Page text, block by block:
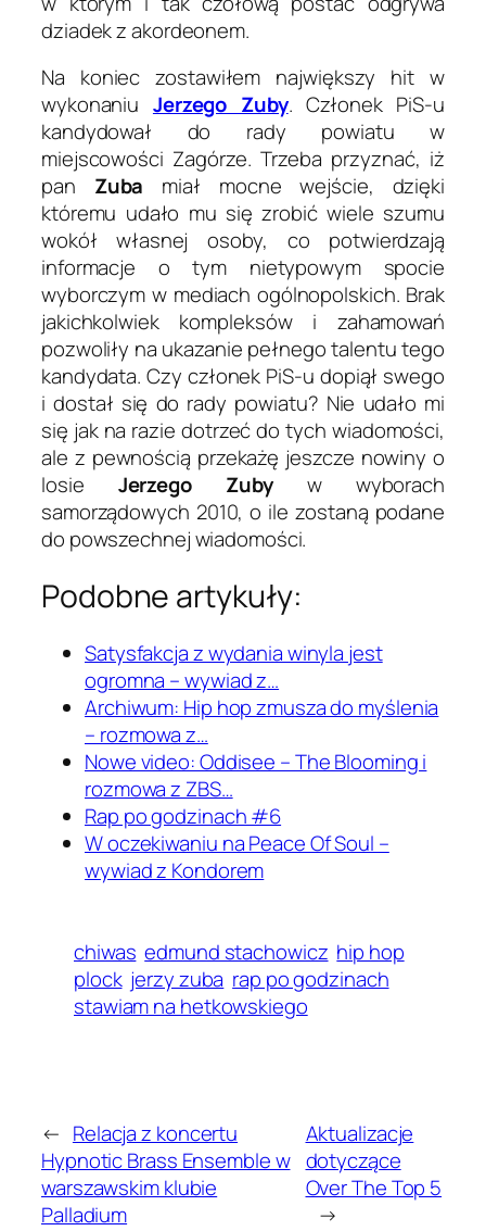
dziadek z akordeonem.
Na koniec zostawiłem największy hit w
wykonaniu Jerzego Zuby. Członek PiS-u
kandydował do rady powiatu w
miejscowości Zagórze. Trzeba przyznać, iż
pan Zuba miał mocne wejście, dzięki
któremu udało mu się zrobić wiele szumu
wokół własnej osoby, co potwierdzają
informacje o tym nietypowym spocie
wyborczym w mediach ogólnopolskich. Brak
jakichkolwiek kompleksów i zahamowań
pozwoliły na ukazanie pełnego talentu tego
kandydata. Czy członek PiS-u dopiął swego
i dostał się do rady powiatu? Nie udało mi
się jak na razie dotrzeć do tych wiadomości,
ale z pewnością przekażę jeszcze nowiny o
losie Jerzego Zubyw wyborach
samorządowych 2010, o ile zostaną podane
do powszechnej wiadomości.
Podobne artykuły:
Satysfakcja z wydania winyla jest
ogromna – wywiad z…
Archiwum: Hip hop zmusza do myślenia
– rozmowa z…
Nowe video: Oddisee – The Blooming i
rozmowa z ZBS…
Rap po godzinach #6
W oczekiwaniu na Peace Of Soul –
wywiad z Kondorem
chiwas edmund stachowicz hip hop
plock jerzy zuba rap po godzinach
stawiam na hetkowskiego
← Relacja z koncertu
Hypnotic Brass Ensemble w
warszawskim klubie
Palladium
Aktualizacje
dotyczące
Over The Top 5
→